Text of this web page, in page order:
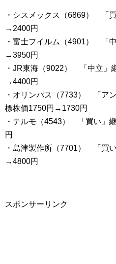
・シスメックス（6869） 「
→2400円
・富士フイルム（4901） 「
→3950円
・JR東海（9022） 「中立」
→4400円
・オリンパス（7733） 「ア
標株価1750円→1730円
・テルモ（4543） 「買い
円
・島津製作所（7701） 「買
→4800円
スポンサーリンク